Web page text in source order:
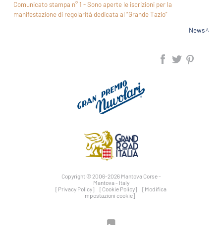
Comunicato stampa n° 1 - Sono aperte le iscrizioni per la
manifestazione di regolarità dedicata al “Grande Tazio”
News
Copyright © 2006-2026 Mantova Corse -
Mantova - Italy
[Privacy Policy]
[Cookie Policy]
[Modifica
impostazioni cookie]